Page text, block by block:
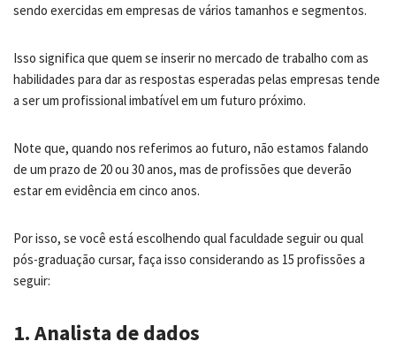
sendo exercidas em empresas de vários tamanhos e segmentos.
Isso significa que quem se inserir no mercado de trabalho com as
habilidades para dar as respostas esperadas pelas empresas tende
a ser um profissional imbatível em um futuro próximo.
Note que, quando nos referimos ao futuro, não estamos falando
de um prazo de 20 ou 30 anos, mas de profissões que deverão
estar em evidência em cinco anos.
Por isso, se você está escolhendo qual faculdade seguir ou qual
pós-graduação cursar, faça isso considerando as 15 profissões a
seguir:
1. Analista de dados